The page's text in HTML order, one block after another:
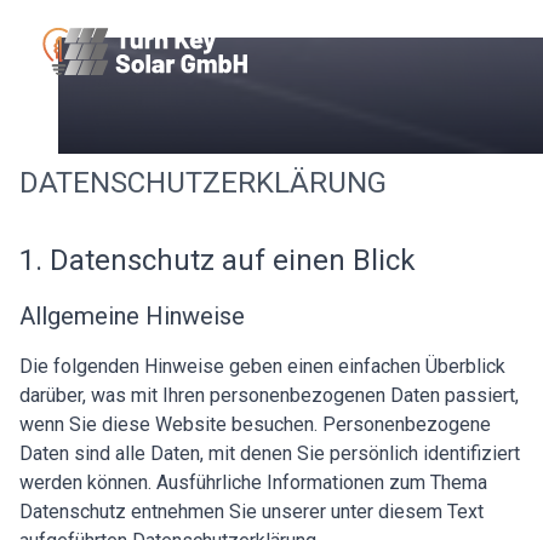
DATENSCHUTZERKLÄRUNG
1. Datenschutz auf einen Blick
Allgemeine Hinweise
Die folgenden Hinweise geben einen einfachen Überblick
darüber, was mit Ihren personenbezogenen Daten passiert,
wenn Sie diese Website besuchen. Personenbezogene
Daten sind alle Daten, mit denen Sie persönlich identifiziert
werden können. Ausführliche Informationen zum Thema
Datenschutz entnehmen Sie unserer unter diesem Text